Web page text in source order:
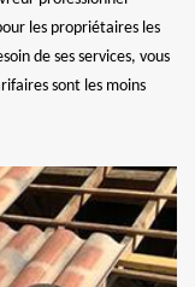
les propriétaires les
de ses services, vous
sont les moins